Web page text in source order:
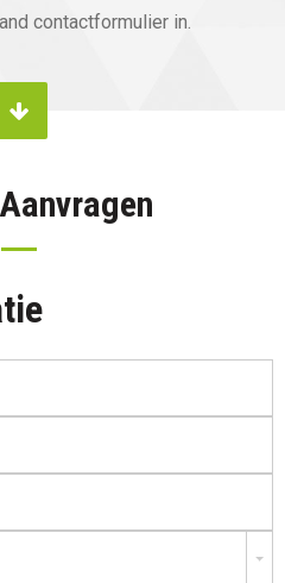
contactformulier in.